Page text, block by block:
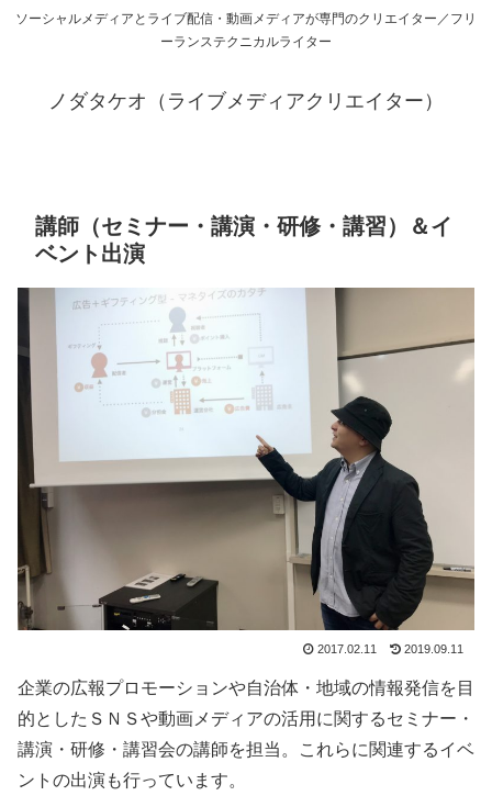
ソーシャルメディアとライブ配信・動画メディアが専門のクリエイター／フリ
ーランステクニカルライター
ノダタケオ（ライブメディアクリエイター）
講師（セミナー・講演・研修・講習）＆イ
ベント出演
2017.02.11 2019.09.11
企業の広報プロモーションや自治体・地域の情報発信を目
的としたＳＮＳや動画メディアの活用に関するセミナー・
講演・研修・講習会の講師を担当。これらに関連するイベ
ントの出演も行っています。